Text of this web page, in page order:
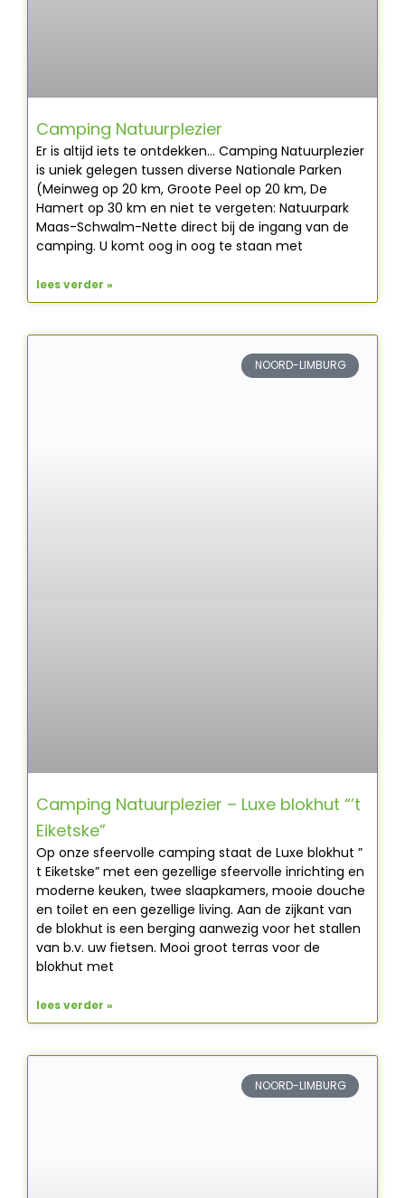
Camping Natuurplezier
Er is altijd iets te ontdekken… Camping Natuurplezier
is uniek gelegen tussen diverse Nationale Parken
(Meinweg op 20 km, Groote Peel op 20 km, De
Hamert op 30 km en niet te vergeten: Natuurpark
Maas-Schwalm-Nette direct bij de ingang van de
camping. U komt oog in oog te staan met
lees verder »
NOORD-LIMBURG
Camping Natuurplezier – Luxe blokhut “’t
Eiketske”
Op onze sfeervolle camping staat de Luxe blokhut ”
t Eiketske” met een gezellige sfeervolle inrichting en
moderne keuken, twee slaapkamers, mooie douche
en toilet en een gezellige living. Aan de zijkant van
de blokhut is een berging aanwezig voor het stallen
van b.v. uw fietsen. Mooi groot terras voor de
blokhut met
lees verder »
NOORD-LIMBURG